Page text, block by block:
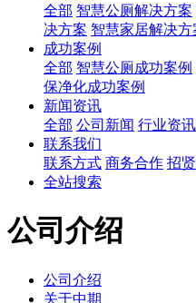
全部 智慧公厕解决方案
决方案 智慧家居解决方
成功案例
全部 智慧公厕成功案例
保净化成功案例
新闻资讯
全部 公司新闻 行业资讯
联系我们
联系方式 商务合作 招
全站搜索
公司介绍
公司介绍
关于中期